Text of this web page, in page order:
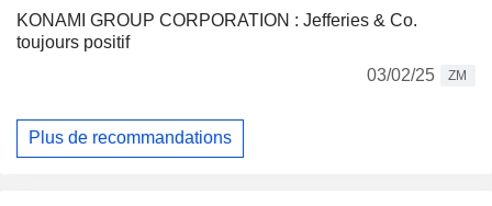
KONAMI GROUP CORPORATION : Jefferies & Co.
toujours positif
03/02/25
ZM
Plus de recommandations